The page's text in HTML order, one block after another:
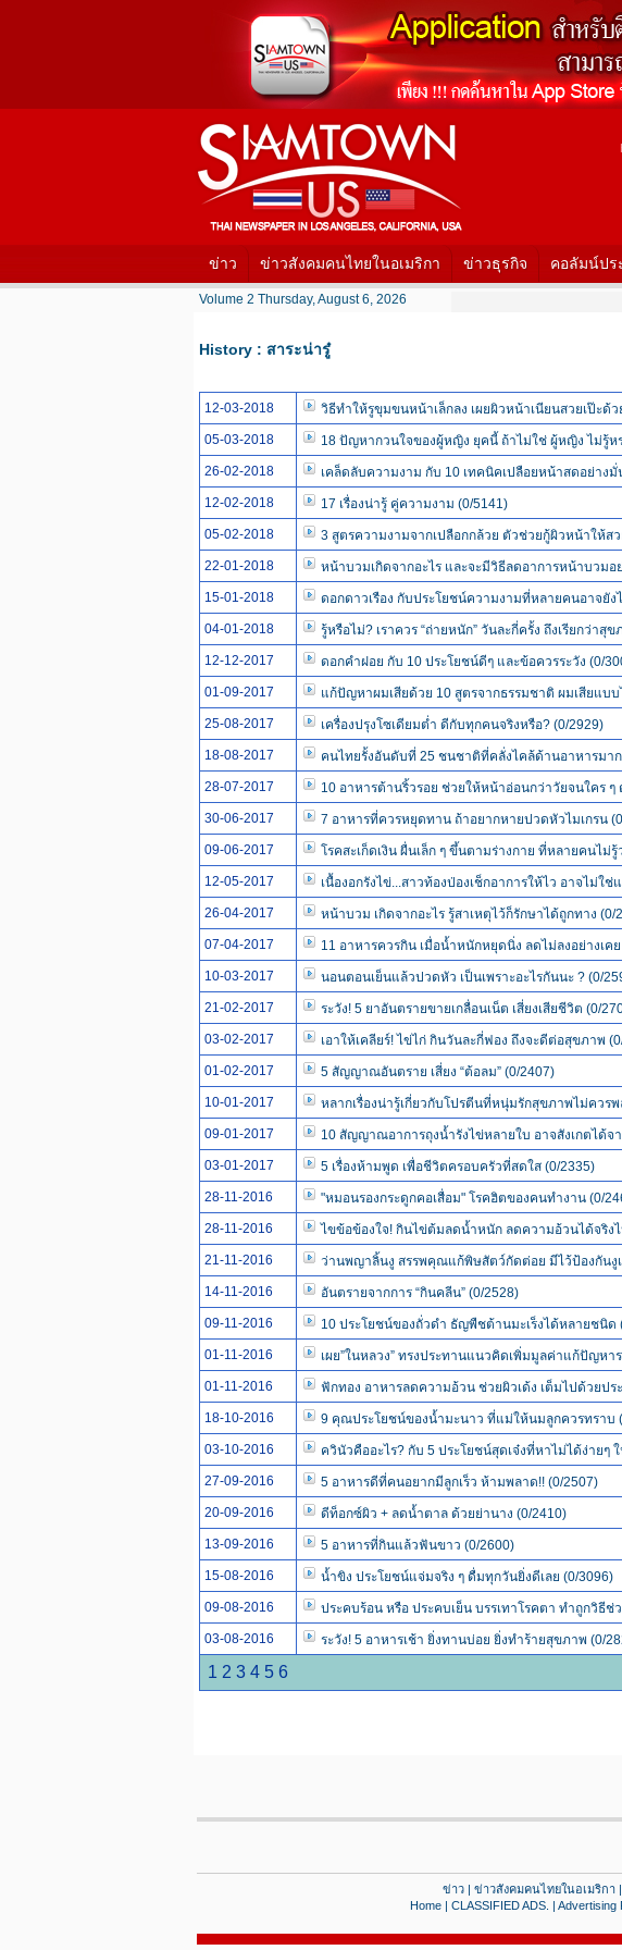
ข่าว ข่าวสังคมคนไทยในอเมริกา ข่าวธุรกิจ คอลัมน์ปร
Volume 2 Thursday, August 6, 2026
History : สาระน่ารู๋
12-03-2018
วิธีทำให้รูขุมขนหน้าเล็กลง เผยผิวหน้าเนียนสวยเป๊ะด้
05-03-2018
18 ปัญหากวนใจของผู้หญิง ยุคนี้ ถ้าไม่ใช่ ผู้หญิง ไม่รู้ห
26-02-2018
เคล็ดลับความงาม กับ 10 เทคนิคเปลือยหน้าสดอย่างมั่
12-02-2018
17 เรื่องน่ารู้ คู่ความงาม (0/5141)
05-02-2018
3 สูตรความงามจากเปลือกกล้วย ตัวช่วยกู้ผิวหน้าให้ส
22-01-2018
หน้าบวมเกิดจากอะไร และจะมีวิธีลดอาการหน้าบวมอ
15-01-2018
ดอกดาวเรือง กับประโยชน์ความงามที่หลายคนอาจยัง
04-01-2018
รู้หรือไม่? เราควร “ถ่ายหนัก” วันละกี่ครั้ง ถึงเรียกว่าสุ
12-12-2017
ดอกคำฝอย กับ 10 ประโยชน์ดีๆ และข้อควรระวัง (0/
01-09-2017
แก้ปัญหาผมเสียด้วย 10 สูตรจากธรรมชาติ ผมเสียแบ
25-08-2017
เครื่องปรุงโซเดียมต่ำ ดีกับทุกคนจริงหรือ? (0/2929)
18-08-2017
คนไทยรั้งอันดับที่ 25 ชนชาติที่คลั่งไคล้ด้านอาหารมา
28-07-2017
10 อาหารต้านริ้วรอย ช่วยให้หน้าอ่อนกว่าวัยจนใคร ๆ
30-06-2017
7 อาหารที่ควรหยุดทาน ถ้าอยากหายปวดหัวไมเกรน
09-06-2017
โรคสะเก็ดเงิน ผื่นเล็ก ๆ ขึ้นตามร่างกาย ที่หลายคนไม่
12-05-2017
เนื้องอกรังไข่...สาวท้องป่องเช็กอาการให้ไว อาจไม่ใ
26-04-2017
หน้าบวม เกิดจากอะไร รู้สาเหตุไว้ก็รักษาได้ถูกทาง (0/
07-04-2017
11 อาหารควรกิน เมื่อน้ำหนักหยุดนิ่ง ลดไม่ลงอย่างเค
10-03-2017
นอนตอนเย็นแล้วปวดหัว เป็นเพราะอะไรกันนะ ? (0/
21-02-2017
ระวัง! 5 ยาอันตรายขายเกลื่อนเน็ต เสี่ยงเสียชีวิต (0/
03-02-2017
เอาให้เคลียร์! ไข่ไก่ กินวันละกี่ฟอง ถึงจะดีต่อสุขภาพ
01-02-2017
5 สัญญาณอันตราย เสี่ยง “ต้อลม” (0/2407)
10-01-2017
หลากเรื่องน่ารู้เกี่ยวกับโปรตีนที่หนุ่มรักสุขภาพไม่ควรพ
09-01-2017
10 สัญญาณอาการถุงน้ำรังไข่หลายใบ อาจสังเกตได้จ
03-01-2017
5 เรื่องห้ามพูด เพื่อชีวิตครอบครัวที่สดใส (0/2335)
28-11-2016
"หมอนรองกระดูกคอเสื่อม" โรคฮิตของคนทำงาน (0/
28-11-2016
ไขข้อข้องใจ! กินไข่ต้มลดน้ำหนัก ลดความอ้วนได้จริง
21-11-2016
ว่านพญาลิ้นงู สรรพคุณแก้พิษสัตว์กัดต่อย มีไว้ป้องกันงูเ
14-11-2016
อันตรายจากการ “กินคลีน” (0/2528)
09-11-2016
10 ประโยชน์ของถั่วดำ ธัญพืชต้านมะเร็งได้หลายชนิด
01-11-2016
เผย”ในหลวง” ทรงประทานแนวคิดเพิ่มมูลค่าแก้ปัญหา
01-11-2016
ฟักทอง อาหารลดความอ้วน ช่วยผิวเด้ง เต็มไปด้วยปร
18-10-2016
9 คุณประโยชน์ของน้ำมะนาว ที่แม่ให้นมลูกควรทราบ
03-10-2016
ควินัวคืออะไร? กับ 5 ประโยชน์สุดเจ๋งที่หาไม่ได้ง่ายๆ
27-09-2016
5 อาหารดีที่คนอยากมีลูกเร็ว ห้ามพลาด!! (0/2507)
20-09-2016
ดีท็อกซ์ผิว + ลดน้ำตาล ด้วยย่านาง (0/2410)
13-09-2016
5 อาหารที่กินแล้วฟันขาว (0/2600)
15-08-2016
น้ำขิง ประโยชน์แจ่มจริง ๆ ดื่มทุกวันยิ่งดีเลย (0/3096)
09-08-2016
ประคบร้อน หรือ ประคบเย็น บรรเทาโรคตา ทำถูกวิธีช่
03-08-2016
ระวัง! 5 อาหารเช้า ยิ่งทานบ่อย ยิ่งทำร้ายสุขภาพ (0/
1 2 3 4 5 6
ข่าว| ข่าวสังคมคนไทยในอเมริกา|
Home| CLASSIFIED ADS. | Advertising